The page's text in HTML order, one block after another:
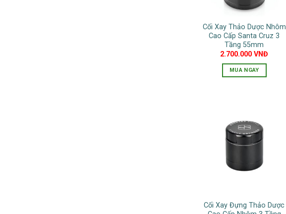
chọn
thể
được
chọn
trên
trang
Cối Xay Thảo Dược Nhôm
Cao Cấp Santa Cruz 3
Tầng 55mm
2.700.000VNĐ
MUA NGAY
Cối Xay Đựng Thảo Dược